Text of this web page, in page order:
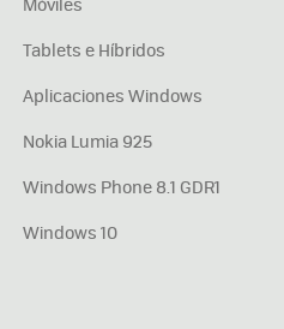
Tablets e Híbridos
Aplicaciones Windows
Nokia Lumia 925
Windows Phone 8.1 GDR1
Windows 10